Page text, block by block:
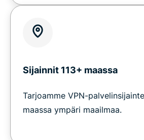
Sijainnit 113+ maassa
Tarjoamme VPN-
maassa ympäri maailmaa.